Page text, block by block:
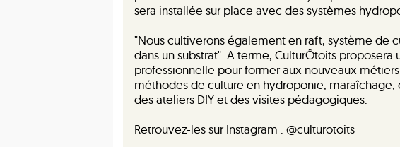
sera installée sur place avec des systèmes
"Nous cultiverons également en raft, système de
dans un substrat". A terme, CulturÔtoits proposera
professionnelle pour former aux nouveaux
méthodes de culture en hydroponie,
des ateliers DIY et des visites pédagogiques.
Retrouvez-les sur Instagram : @culturotoits